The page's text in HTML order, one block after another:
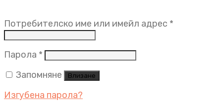
Потребителско име или имейл адрес *
Парола * Задължително
Запомняне
Влизане
Изгубена парола?